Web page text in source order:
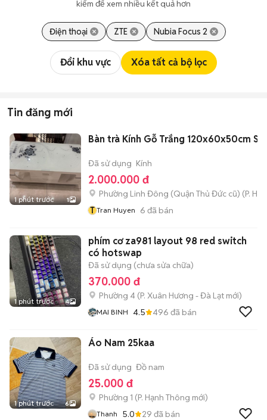
kiếm để xem nhiều kết quả hơn
Điện thoại ZTE Nubia Focus 2
Đổi khu vực Xóa tất cả bộ lọc
Tin đăng mới
1 phút trước 1
Bàn trà Kính Gỗ Trắng 120x60x50cm
Đã sử dụng Kính
2.000.000 đ
Phường Linh Đông (Quận Thủ Đức cũ) (P.
T Tran Huyen 6 đã bán
1 phút trước 4
phím cơ za981 layout 98 red switch
có hotswap
Đã sử dụng (chưa sửa chữa)
370.000 đ
Phường 4 (P. Xuân Hương - Đà Lạt mới)
MAI BINH 4.5 496 đã bán
1 phút trước 6
Áo Nam 25kaa
Đã sử dụng Đồ nam
25.000 đ
Phường 1 (P. Hạnh Thông mới)
Thanh 5.0 29 đã bán